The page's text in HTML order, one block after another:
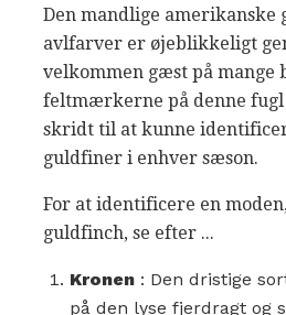
Den mandlige amerikanske
avlfarver er øjeblikkeligt
velkommen gæst på mange
feltmærkerne på denne fugl
skridt til at kunne
guldfiner i enhver sæson.
For at identificere en
guldfinch, se efter ...
Kronen : Den dristige
på den lyse fjerdragt og